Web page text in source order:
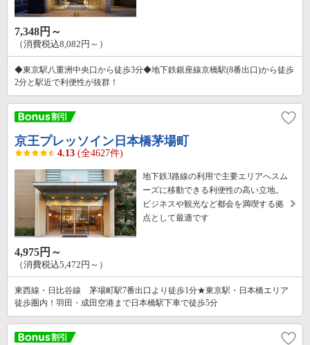
7,348円～
（消費税込8,082円～）
◆東京駅八重洲中央口から徒歩3分◆地下鉄銀座線京橋駅(8番出口)から徒歩
2分と駅近で利便性が抜群！
京王プレッソイン日本橋茅場町
4.13 (全4627件)
地下鉄3路線の利用で主要エリアへスム
ーズに移動できる利便性の高い立地。
ビジネスや観光など都会を満喫する拠
点として最適です
4,975円～
（消費税込5,472円～）
東西線・日比谷線 茅場町駅7番出口より徒歩1分★東京駅・日本橋エリア
徒歩圏内！羽田・成田空港まで日本橋駅下車で徒歩5分